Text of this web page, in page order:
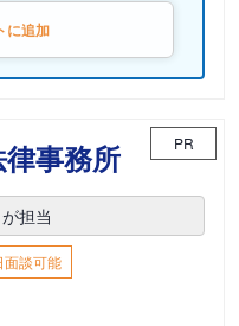
に追加
事務所 PR
担当
面談可能